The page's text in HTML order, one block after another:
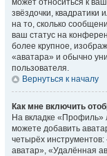
может относиться к
звёздочки, квадратики
на то, сколько
ваш статус на
более крупное,
«аватара» и обычно
пользователя.
Вернуться к началу
Как мне включить
На вкладке «Профиль»
можете добавить
четырёх
аватар», «Удалённая